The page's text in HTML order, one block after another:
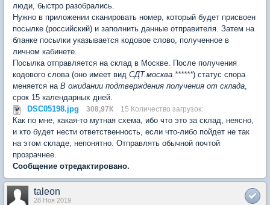
люди, быстро разобрались.
Нужно в приложении сканировать номер, который будет присвоен
посылке (российский) и заполнить данные отправителя. Затем на
бланке посылки указывается кодовое слово, полученное в
личном кабинете.
Посылка отправляется на склад в Москве. После получения
кодового слова (оно имеет вид СДТ.москва.******) статус спора
меняется на В ожидании подтверждения получения от склада,
срок 15 календарных дней.
DSC05198.jpg
308,97К 15 Количество загрузок:
Как по мне, какая-то мутная схема, ибо что это за склад, неясно,
и кто будет нести ответственность, если что-либо пойдет не так
на этом складе, непонятно. Отправлять обычной почтой
прозрачнее.
Сообщение отредактировано.
taleon
28 Ноя 2019